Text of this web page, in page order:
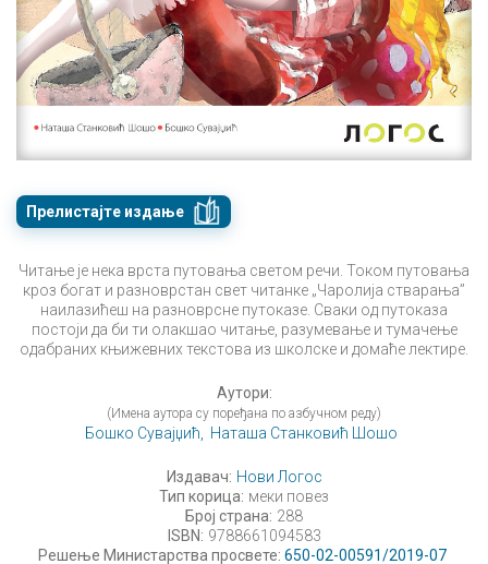
Прелистајте издање
Читање је нека врста путовања светом речи. Током путовања
кроз богат и разноврстан свет читанке „Чаролија стварања”
наилазићеш на разноврсне путоказе. Сваки од путоказа
постоји да би ти олакшао читање, разумевање и тумачење
одабраних књижевних текстова из школске и домаће лектире.
Аутори:
(Имена аутора су поређана по азбучном реду)
Бошко Сувајџић, Наташа Станковић Шошо
Издавач: Нови Логос
Тип корица: меки повез
Број страна: 288
ISBN: 9788661094583
Решење Министарства просвете: 650-02-00591/2019-07